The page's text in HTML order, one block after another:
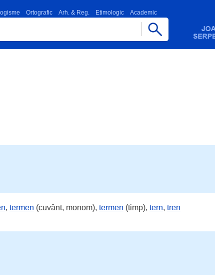
Ortografic Arh. & Reg. Etimologic Academic
, termen (cuvânt, monom), termen (timp), tern, tren